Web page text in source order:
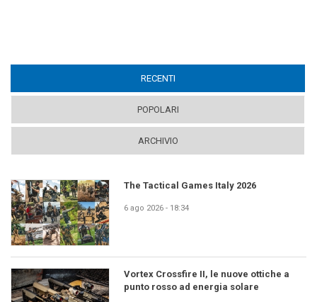
RECENTI
POPOLARI
ARCHIVIO
The Tactical Games Italy 2026
6 ago 2026 - 18:34
Vortex Crossfire II, le nuove ottiche a
punto rosso ad energia solare